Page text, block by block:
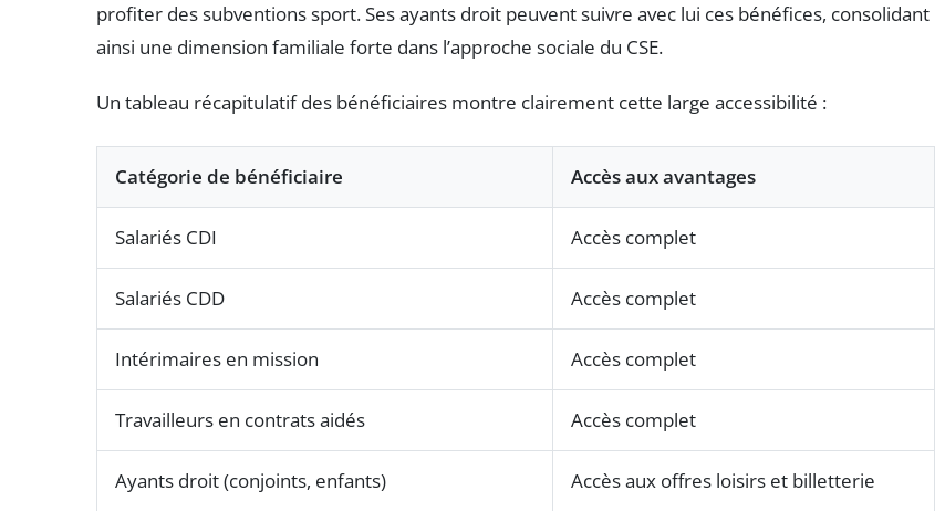
profiter des subventions sport. Ses ayants droit peuvent suivre avec lui ces bénéfices, consolidant
ainsi une dimension familiale forte dans l’approche sociale du CSE.
Un tableau récapitulatif des bénéficiaires montre clairement cette large accessibilité :
Catégorie de bénéficiaire Accès aux avantages
Salariés CDI Accès complet
Salariés CDD Accès complet
Intérimaires en mission Accès complet
Travailleurs en contrats aidés Accès complet
Ayants droit (conjoints, enfants) Accès aux offres loisirs et billetterie